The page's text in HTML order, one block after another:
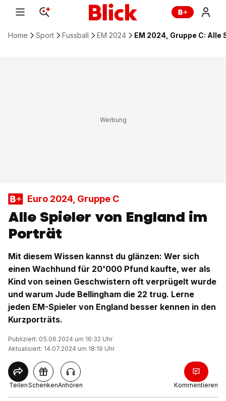
Home Sport Fussball EM 2024 EM 2024, Gruppe C:
Euro 2024, Gruppe C
Alle Spieler von England im
Porträt
Mit diesem Wissen kannst du glänzen: Wer sich
einen Wachhund für 20'000 Pfund kaufte, wer als
Kind von seinen Geschwistern oft verprügelt wurde
und warum Jude Bellingham die 22 trug. Lerne
jeden EM-Spieler von England besser kennen in den
Kurzporträts.
Publiziert: 05.06.2024 um 16:32 Uhr
Aktualisiert: 14.07.2024 um 18:19 Uhr
TeilenSchenkenAnhören Kommentieren